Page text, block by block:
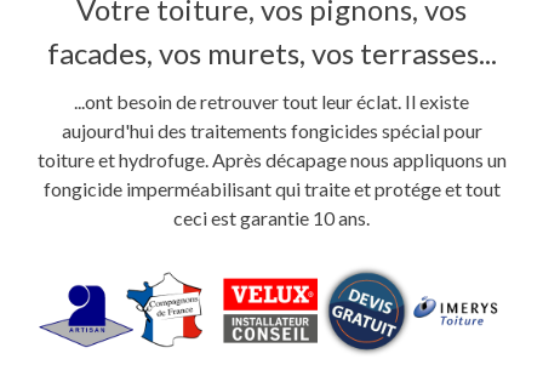
Votre toiture, vos pignons, vos
facades, vos murets, vos terrasses...
...ont besoin de retrouver tout leur éclat. Il existe
aujourd'hui des traitements fongicides spécial pour
toiture et hydrofuge. Après décapage nous appliquons un
fongicide imperméabilisant qui traite et protége et tout
ceci est garantie 10 ans.